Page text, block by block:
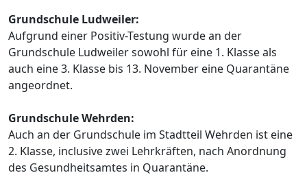
Grundschule Ludweiler:
Aufgrund einer Positiv-Testung wurde an der
Grundschule Ludweiler sowohl für eine 1. Klasse als
auch eine 3. Klasse bis 13. November eine Quarantäne
angeordnet.
Grundschule Wehrden:
Auch an der Grundschule im Stadtteil Wehrden ist eine
2. Klasse, inclusive zwei Lehrkräften, nach Anordnung
des Gesundheitsamtes in Quarantäne.